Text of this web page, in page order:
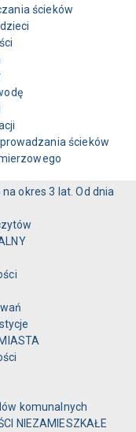
ścieków
ścieków
okres 3 lat. Od dnia
komunalnych
NIEZAMIESZKAŁE